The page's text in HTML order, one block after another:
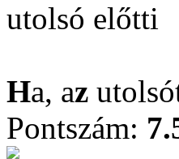
utolsó előtti
Ha, az
Pontszám: